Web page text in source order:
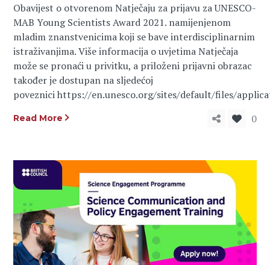
Obavijest o otvorenom Natječaju za prijavu za UNESCO-
MAB Young Scientists Award 2021. namijenjenom
mladim znanstvenicima koji se bave interdisciplinarnim
istraživanjima. Više informacija o uvjetima Natječaja
može se pronaći u privitku, a priloženi prijavni obrazac
također je dostupan na sljedećoj
poveznici https://en.unesco.org/sites/default/files/
Read More 0